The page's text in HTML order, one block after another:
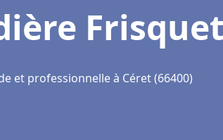
et professionnelle à Céret (66400)